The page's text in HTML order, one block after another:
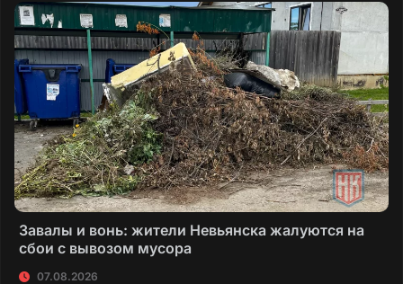
Завалы и вонь: жители Невьянска жалуются на
сбои с вывозом мусора
07.08.2026